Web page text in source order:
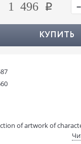
1 496 −
КУПИТЬ
of artwork of